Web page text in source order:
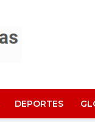
DEPORTES